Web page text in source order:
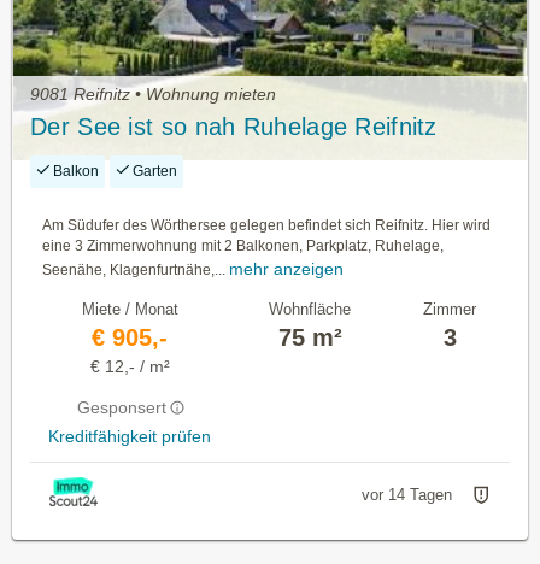
9081 Reifnitz • Wohnung mieten
Der See ist so nah Ruhelage Reifnitz
Balkon Garten
Am Südufer des Wörthersee gelegen befindet sich Reifnitz. Hier wird
eine 3 Zimmerwohnung mit 2 Balkonen, Parkplatz, Ruhelage,
Seenähe, Klagenfurtnähe,...
mehr anzeigen
Miete / Monat
€ 905,-
€ 12,- / m²
Gesponsert
Kreditfähigkeit prüfen
Wohnfläche
75 m²
Zimmer
3
vor 14 Tagen